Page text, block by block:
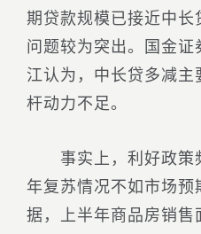
期贷款规模已接近中长
问题较为突出。国金
江认为，中长贷多减
杆动力不足。
事实上，利好政策
年复苏情况不如市场预
据，上半年商品房销售